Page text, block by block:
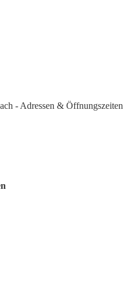
- Adressen & Öffnungszeiten